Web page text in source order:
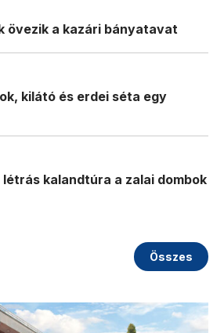
övezik a kazári bányatavat
kilátó és erdei séta egy
kalandtúra a zalai dombok
Összes